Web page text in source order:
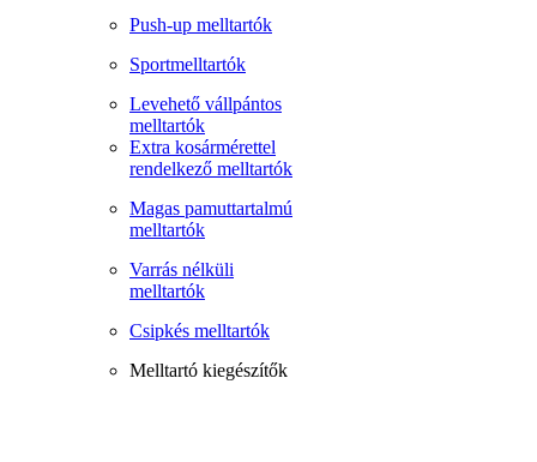
Push-up melltartók
Sportmelltartók
Levehető vállpántos
melltartók
Extra kosármérettel
rendelkező melltartók
Magas pamuttartalmú
melltartók
Varrás nélküli
melltartók
Csipkés melltartók
Melltartó kiegészítők